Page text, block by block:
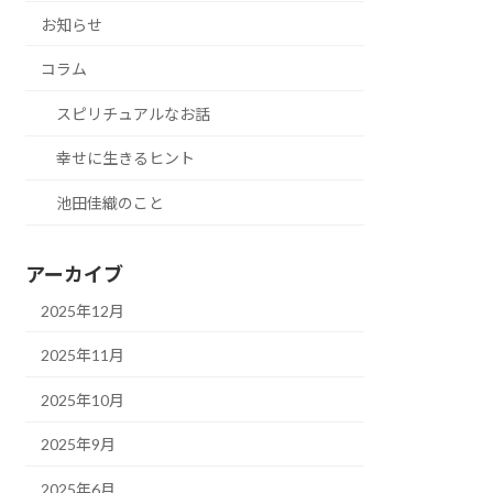
お知らせ
コラム
スピリチュアルなお話
幸せに生きるヒント
池田佳織のこと
アーカイブ
2025年12月
2025年11月
2025年10月
2025年9月
2025年6月